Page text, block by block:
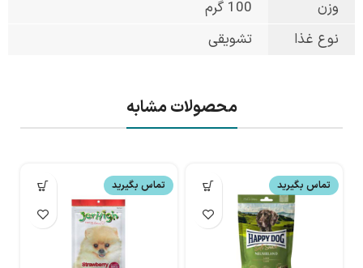
وزن
100 گرم
نوع غذا
تشویقی
محصولات مشابه
تماس بگیرید تماس بگیرید